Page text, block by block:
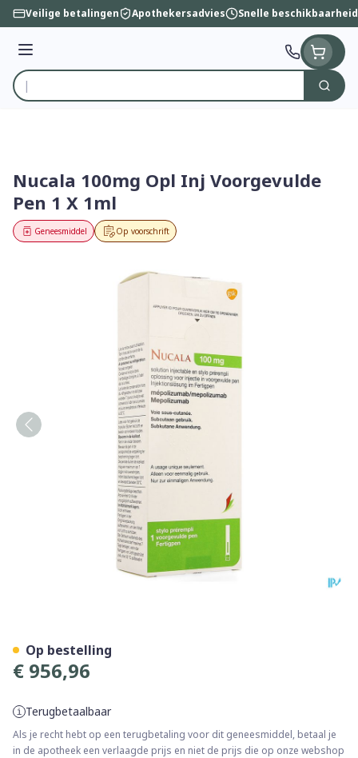
Ga naar de inhoud
Veilige betalingen Apothekersadvies Snelle beschikbaarheid
Menu
Product, merk, categorie...
Zoek
Nucala 100mg Opl Inj Voorgevulde
Pen 1 X 1ml
Op voorschrift
Geneesmiddel
€ 956,96
Terugbetaalbaar
Als je recht hebt op een terugbetaling voor dit geneesmiddel, betaal je
in de apotheek een verlaagde prijs en niet de prijs die op onze webshop
Op bestelling